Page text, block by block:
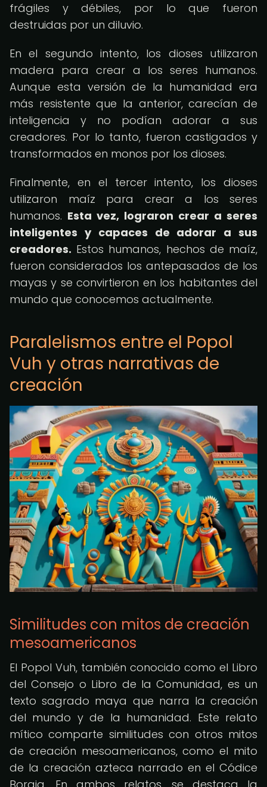
frágiles y débiles, por lo que fueron
destruidas por un diluvio.
En el segundo intento, los dioses utilizaron
madera para crear a los seres humanos.
Aunque esta versión de la humanidad era
más resistente que la anterior, carecían de
inteligencia y no podían adorar a sus
creadores. Por lo tanto, fueron castigados y
transformados en monos por los dioses.
Finalmente, en el tercer intento, los dioses
utilizaron maíz para crear a los seres
humanos. Esta vez, lograron crear a seres
inteligentes y capaces de adorar a sus
creadores. Estos humanos, hechos de maíz,
fueron considerados los antepasados de los
mayas y se convirtieron en los habitantes del
mundo que conocemos actualmente.
Paralelismos entre el Popol
Vuh y otras narrativas de
creación
Similitudes con mitos de creación
mesoamericanos
El Popol Vuh, también conocido como el Libro
del Consejo o Libro de la Comunidad, es un
texto sagrado maya que narra la creación
del mundo y de la humanidad. Este relato
mítico comparte similitudes con otros mitos
de creación mesoamericanos, como el mito
de la creación azteca narrado en el Códice